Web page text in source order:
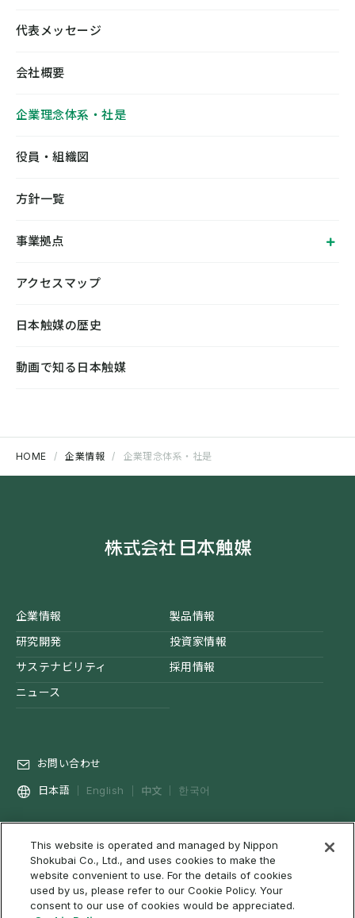
HOME 企業情報 企業理念体系・社是
代表メッセージ
会社概要
企業理念体系・社是
役員・組織図
方針一覧
事業拠点
アクセスマップ
日本触媒の歴史
動画で知る日本触媒
企業情報
製品情報
研究開発
投資家情報
サステナビリティ
採用情報
ニュース
お問い合わせ
日本語 English 中文 한국어
ソーシャルメディアポリシー
Cookieポリシー
ご利用条件・免責事項等について
ウェブアクセシビリティ
RSSのご利用について サイトマップ
This website is operated and managed by Nippon
Shokubai Co., Ltd., and uses cookies to make the
website convenient to use. For the details of cookies
used by us, please refer to our Cookie Policy. Your
consent to our use of cookies would be appreciated.